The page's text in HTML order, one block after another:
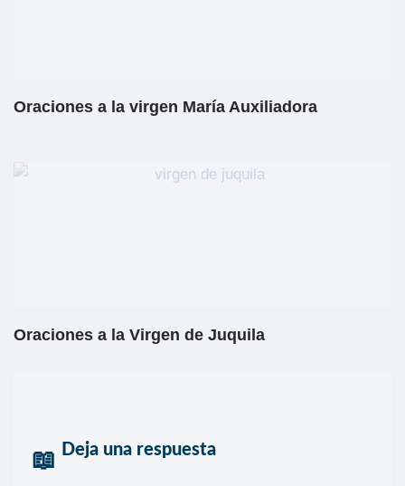
Oraciones a la virgen María Auxiliadora
Oraciones a la Virgen de Juquila
Deja una respuesta